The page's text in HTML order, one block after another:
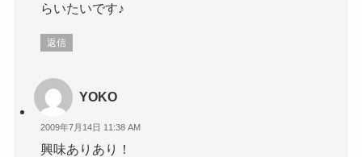
らいたいです♪
返信
YOKO
2009年7月14日 11:38 AM
興味ありあり！